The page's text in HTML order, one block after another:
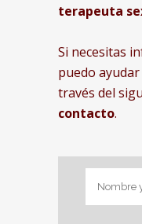
terapeuta
Si necesitas
puedo
través del
contacto.